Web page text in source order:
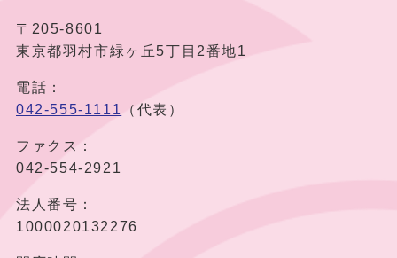
〒205-8601
東京都羽村市緑ヶ丘5丁目2番地1
電話：
042-555-1111
（代表）
ファクス：
042-554-2921
法人番号：
1000020132276